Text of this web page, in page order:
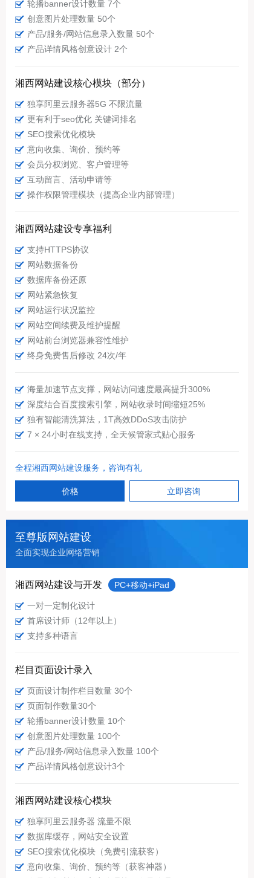
轮播banner设计数量 7个
创意图片处理数量 50个
产品/服务/网站信息录入数量 50个
产品详情风格创意设计 2个
湘西网站建设核心模块（部分）
独享阿里云服务器5G 不限流量
更有利于seo优化 关键词排名
SEO搜索优化模块
意向收集、询价、预约等
会员分权浏览、客户管理等
互动留言、活动申请等
操作权限管理模块（提高企业内部管理）
湘西网站建设专享福利
支持HTTPS协议
网站数据备份
数据库备份还原
网站紧急恢复
网站运行状况监控
网站空间续费及维护提醒
网站前台浏览器兼容性维护
终身免费售后修改 24次/年
海量加速节点支撑，网站访问速度最高提升300%
深度结合百度搜索引擎，网站收录时间缩短25%
独有智能清洗算法，1T高效DDoS攻击防护
7 × 24小时在线支持，全天候管家式贴心服务
全程湘西网站建设服务，咨询有礼
价格 立即咨询
至尊版网站建设
全面实现企业网络营销
湘西网站建设与开发 PC+移动+iPad
一对一定制化设计
首席设计师（12年以上）
支持多种语言
栏目页面设计录入
页面设计制作栏目数量 30个
页面制作数量30个
轮播banner设计数量 10个
创意图片处理数量 100个
产品/服务/网站信息录入数量 100个
产品详情风格创意设计3个
湘西网站建设核心模块
独享阿里云服务器 流量不限
数据库缓存，网站安全设置
SEO搜索优化模块（免费引流获客）
意向收集、询价、预约等（获客神器）